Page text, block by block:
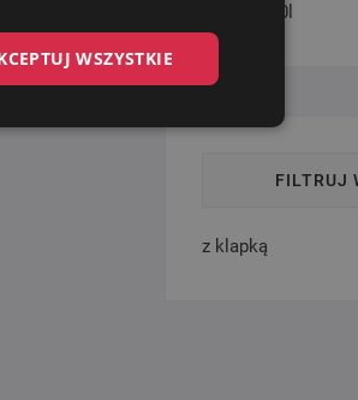
100l - 1000l
FILTRUJ
z klapką
WSZYSTKIE